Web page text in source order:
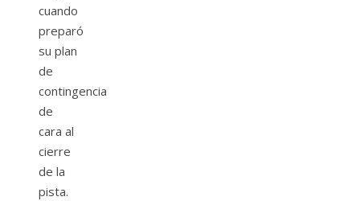
cuando
preparó
su plan
de
contingencia
de
cara al
cierre
de la
pista.